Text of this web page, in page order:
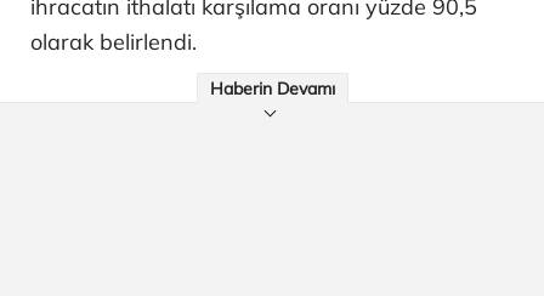
ihracatın ithalatı karşılama oranı yüzde 90,5
olarak belirlendi.
Haberin Devamı